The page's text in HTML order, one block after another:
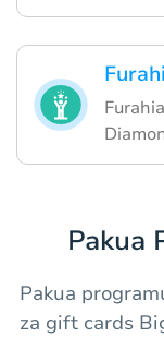
Pakua
Pakua
za gift cards